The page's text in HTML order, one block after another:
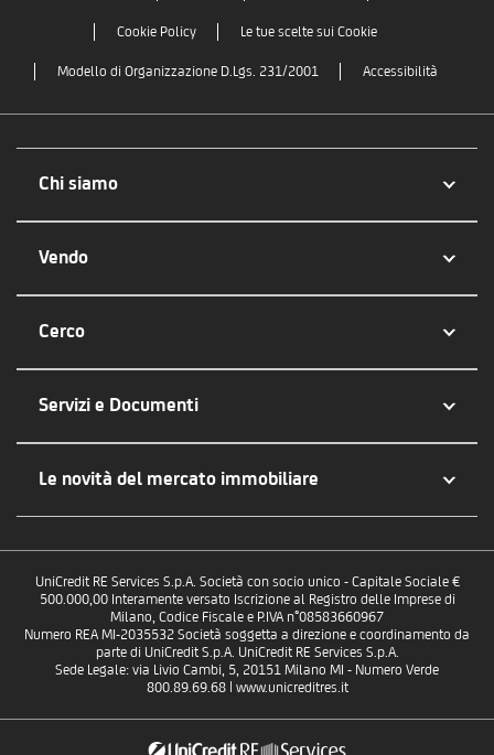
Cookie Policy Le tue scelte sui Cookie
Modello di Organizzazione D.Lgs. 231/2001 Accessibilità
Chi siamo
Vendo
Cerco
Servizi e Documenti
Le novità del mercato immobiliare
UniCredit RE Services S.p.A. Società con socio unico - Capitale Sociale €
500.000,00 Interamente versato Iscrizione al Registro delle Imprese di
Milano, Codice Fiscale e P.IVA n°08583660967
Numero REA MI-2035532 Società soggetta a direzione e coordinamento da
parte di UniCredit S.p.A. UniCredit RE Services S.p.A.
Sede Legale: via Livio Cambi, 5, 20151 Milano MI - Numero Verde
800.89.69.68 | www.unicreditres.it